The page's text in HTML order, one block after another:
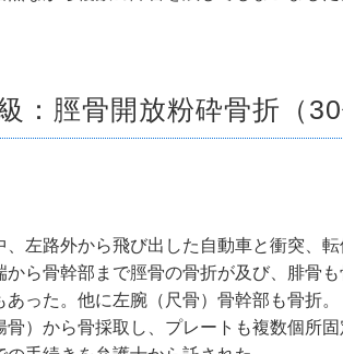
：脛骨開放粉砕骨折（30
左路外から飛び出した自動車と衝突、
から骨幹部まで脛骨の骨折が及び、腓骨
った。他に左腕（尺骨）骨幹部も骨折。
）から骨採取し、プレートも複数個所